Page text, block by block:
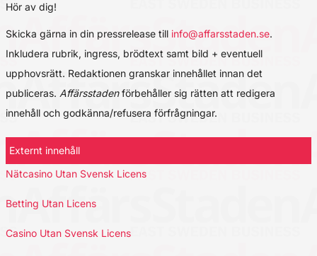
Hör av dig!
Skicka gärna in din pressrelease till info@affarsstaden.se.
Inkludera rubrik, ingress, brödtext samt bild + eventuell
upphovsrätt. Redaktionen granskar innehållet innan det
publiceras. Affärsstadenförbehåller sig rätten att redigera
innehåll och godkänna/refusera förfrågningar.
Externt innehåll
Nätcasino Utan Svensk Licens
Betting Utan Licens
Casino Utan Svensk Licens